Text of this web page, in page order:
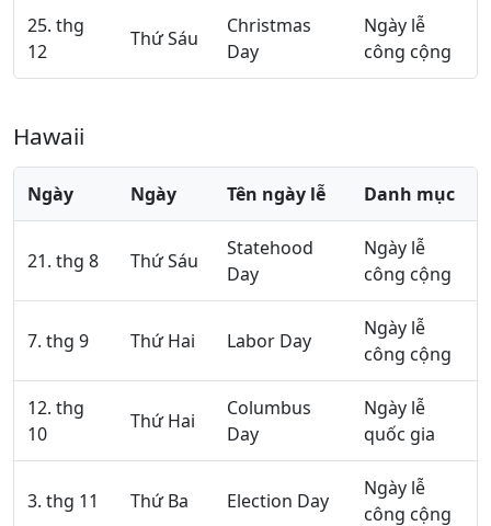
25. thg
12
Thứ Sáu
Christmas
Day
Ngày lễ
công cộng
Hawaii
Ngày Ngày Tên ngày lễ Danh mục
21. thg 8 Thứ Sáu
Statehood
Day
Ngày lễ
công cộng
7. thg 9 Thứ Hai Labor Day
Ngày lễ
công cộng
12. thg
10
Thứ Hai
Columbus
Day
Ngày lễ
quốc gia
3. thg 11 Thứ Ba Election Day
Ngày lễ
công cộng